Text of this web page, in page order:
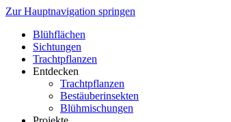
Zur Hauptnavigation springen
Blühflächen
Sichtungen
Trachtpflanzen
Entdecken
Trachtpflanzen
Bestäuberinsekten
Blühmischungen